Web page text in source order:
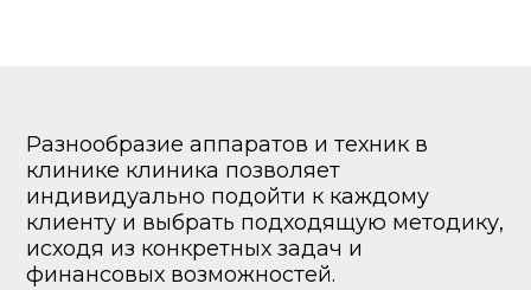
Разнообразие аппаратов и техник в
клинике клиника позволяет
индивидуально подойти к каждому
клиенту и выбрать подходящую методику,
исходя из конкретных задач и
финансовых возможностей.